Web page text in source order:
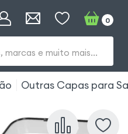
marcas e muito mais...
0
Outras Capas para